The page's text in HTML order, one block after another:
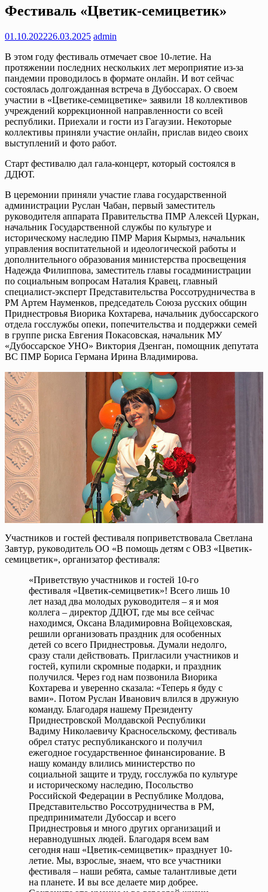
Фестиваль «Цветик-семицветик»
01.10.202226.03.2025 admin
В этом году фестиваль отмечает свое 10-летие. На
протяжении последних нескольких лет мероприятие из-за
пандемии проводилось в формате онлайн. И вот сейчас
состоялась долгожданная встреча в Дубоссарах. О своем
участии в «Цветике-семицветике» заявили 18 коллективов
учреждений коррекционной направленности со всей
республики. Приехали и гости из Гагаузии. Некоторые
коллективы приняли участие онлайн, прислав видео своих
выступлений и фото работ.
Старт фестивалю дал гала-концерт, который состоялся в
ДДЮТ.
В церемонии приняли участие глава государственной
администрации Руслан Чабан, первый заместитель
руководителя аппарата Правительства ПМР Алексей Цуркан,
начальник Государственной службы по культуре и
историческому наследию ПМР Мария Кырмыз, начальник
управления воспитательной и идеологической работы и
дополнительного образования министерства просвещения
Надежда Филиппова, заместитель главы госадминистрации
по социальным вопросам Наталия Кравец, главный
специалист-эксперт Представительства Россотрудничества в
РМ Артем Науменков, председатель Союза русских общин
Приднестровья Виорика Кохтарева, начальник дубоссарского
отдела госслужбы опеки, попечительства и поддержки семей
в группе риска Евгения Покасовская, начальник МУ
«Дубоссарское УНО» Виктория Дзенган, помощник депутата
ВС ПМР Бориса Германа Ирина Владимирова.
Участников и гостей фестиваля поприветствовала Светлана
Завтур, руководитель ОО «В помощь детям с ОВЗ «Цветик-
семицветик», организатор фестиваля:
«Приветствую участников и гостей 10-го
фестиваля «Цветик-семицветик»! Всего лишь 10
лет назад два молодых руководителя – я и моя
коллега – директор ДДЮТ, где мы все сейчас
находимся, Оксана Владимировна Войцеховская,
решили организовать праздник для особенных
детей со всего Приднестровья. Думали недолго,
сразу стали действовать. Пригласили участников и
гостей, купили скромные подарки, и праздник
получился. Через год нам позвонила Виорика
Кохтарева и уверенно сказала: «Теперь я буду с
вами». Потом Руслан Иванович влился в дружную
команду. Благодаря нашему Президенту
Приднестровской Молдавской Республики
Вадиму Николаевичу Красносельскому, фестиваль
обрел статус республиканского и получил
ежегодное государственное финансирование. В
нашу команду влились министерство по
социальной защите и труду, госслужба по культуре
и историческому наследию, Посольство
Российской Федерации в Республике Молдова,
Представительство Россотрудничества в РМ,
предприниматели Дубоссар и всего
Приднестровья и много других организаций и
неравнодушных людей. Благодаря всем вам
сегодня наш «Цветик-семицветик» празднует 10-
летие. Мы, взрослые, знаем, что все участники
фестиваля – наши ребята, самые талантливые дети
на планете. И вы все делаете мир добрее.